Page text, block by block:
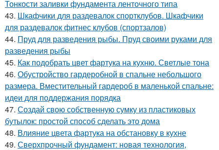
Тонкости заливки фундамента ленточного типа
43. Шкафчики для раздевалок спортклубов. Шкафчики
для раздевалок фитнес клубов (спортзалов)
44. Пруд для разведения рыбы. Пруд своими руками для
разведения рыбы
45. Как подобрать цвет фартука на кухню. Светлые тона
46. Обустройство гардеробной в спальне небольшого
размера. Вместительный гардероб в маленькой спальне:
идеи для поддержания порядка
47. Создай свою собственную сумку из пластиковых
бутылок: простой способ сделать это дома
48. Влияние цвета фартука на обстановку в кухне
49. Сверхпрочный фундамент: новая технология,